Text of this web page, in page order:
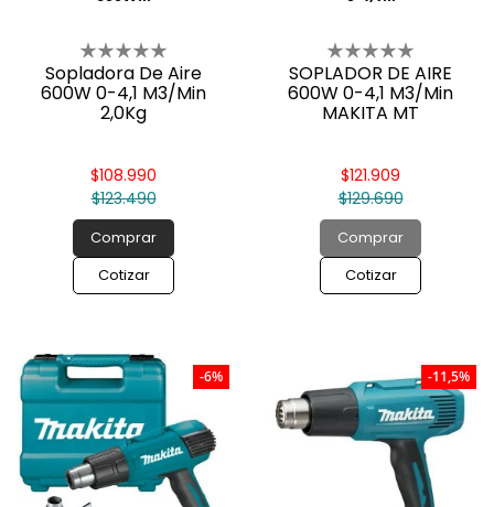
Sopladora De Aire
600W 0-4,1 M3/Min
2,0Kg
$123.490
$108.990
Comprar
Cotizar
SOPLADOR DE AIRE
600W 0-4,1 M3/Min
MAKITA MT
$129.690
$121.909
Comprar
Cotizar
-6% -11,5%